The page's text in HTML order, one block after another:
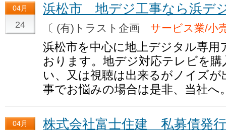
04月
24
浜松市 地デジ工事なら浜デ
〔 (有)トラスト企画 サービス業/小
浜松市を中心に地上デジタル専
おります。地デジ対応テレビを
い、又は視聴は出来るがノイズ
事でお悩みの場合は是非、当社へ
04月 株式会社富士住建 私募債発